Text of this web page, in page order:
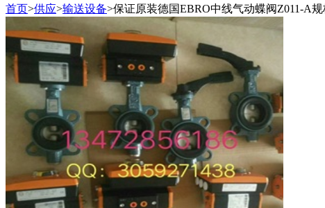
首页>供应>输送设备>保证原装德国EBRO中线气动蝶阀Z011-A